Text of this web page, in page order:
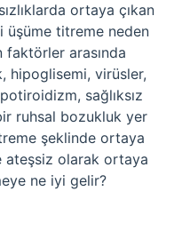
ortaya çıkan
üşüme titreme neden
arasında
hipoglisemi, virüsler,
sağlıksız
ruhsal bozukluk yer
şeklinde ortaya
ateşsiz olarak ortaya
ne iyi gelir?